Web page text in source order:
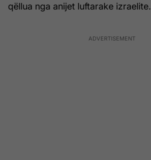
qëllua nga anijet luftarake izraelite.